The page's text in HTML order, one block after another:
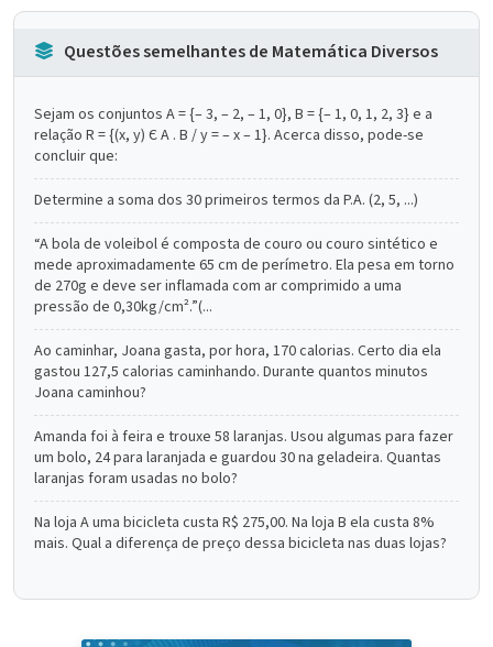
Questões semelhantes de Matemática Diversos
Sejam os conjuntos A = {– 3, – 2, – 1, 0}, B = {– 1, 0, 1, 2, 3} e a
relação R = {(x, y) Є A . B / y = – x – 1}. Acerca disso, pode-se
concluir que:
Determine a soma dos 30 primeiros termos da P.A. (2, 5, ...)
“A bola de voleibol é composta de couro ou couro sintético e
mede aproximadamente 65 cm de perímetro. Ela pesa em torno
de 270g e deve ser inflamada com ar comprimido a uma
pressão de 0,30kg/cm².”(...
Ao caminhar, Joana gasta, por hora, 170 calorias. Certo dia ela
gastou 127,5 calorias caminhando. Durante quantos minutos
Joana caminhou?
Amanda foi à feira e trouxe 58 laranjas. Usou algumas para fazer
um bolo, 24 para laranjada e guardou 30 na geladeira. Quantas
laranjas foram usadas no bolo?
Na loja A uma bicicleta custa R$ 275,00. Na loja B ela custa 8%
mais. Qual a diferença de preço dessa bicicleta nas duas lojas?